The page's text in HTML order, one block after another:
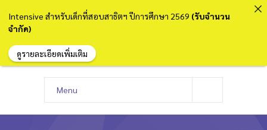
Menu
หน้าแรก
Intensive สำหรับเด็กที่สอบสาธิตฯ ปีการศึกษา 2569 (รับจำนวน
จำกัด)
ดูรายละเอียดเพิ่มเติม